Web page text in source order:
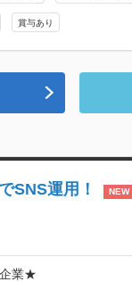
賞与あり
SNS運用！ NEW
企業★